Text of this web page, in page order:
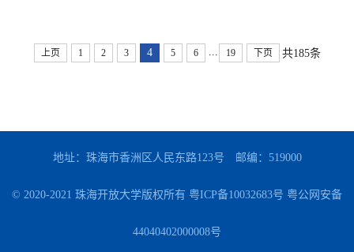
上页 1 2 3 4 5 6 ... 19 下页 共185条
地址：珠海市香洲区人民东路123号 邮编：519000
© 2020-2021 珠海开放大学版权所有 粤ICP备10032683号 粤公网安备
44040402000008号